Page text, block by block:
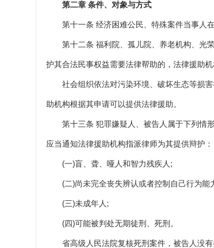
第二章 条件、对象与方式
第十一条 经济困难公民、特殊案件当事人在
第十二条 福利院、孤儿院、养老机构、光荣
护其合法民事权益需要法律帮助的，法律援助
社会组织依法对污染环境、破坏生态等损害
助机构根据其申请可以提供法律援助。
第十三条 犯罪嫌疑人、被告人属于下列情形
应当通知法律援助机构指派律师为其提供辩护：
(一)盲、聋、哑人和智力残疾人;
(二)尚未完全丧失辨认或者控制自己行为能
(三)未成年人;
(四)可能被判处无期徒刑、死刑。
省高级人民法院复核死刑案件，被告人没有